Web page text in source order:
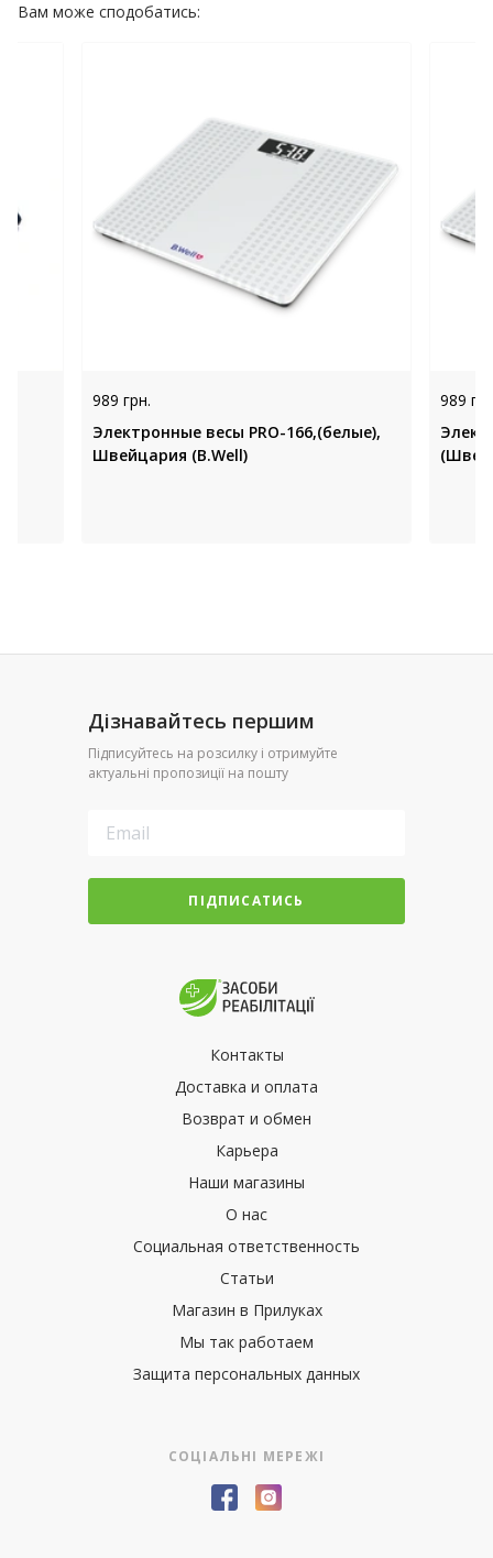
Вам може сподобатись:
989 грн.
Электронные весы PRO-166,(белые),
Швейцария (B.Well)
989
Дізнавайтесь першим
Підписуйтесь на розсилку і отримуйте
актуальні пропозиції на пошту
ПІДПИСАТИСЬ
Контакты
Доставка и оплата
Возврат и обмен
Карьера
Наши магазины
О нас
Социальная ответственность
Статьи
Магазин в Прилуках
Мы так работаем
Защита персональных данных
СОЦІАЛЬНІ МЕРЕЖІ